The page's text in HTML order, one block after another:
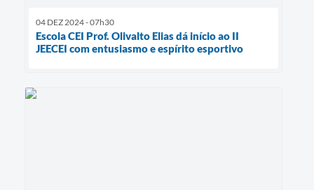
04 DEZ 2024 - 07h30
Escola CEI Prof. Olivalto Elias dá início ao II
JEECEI com entusiasmo e espírito esportivo